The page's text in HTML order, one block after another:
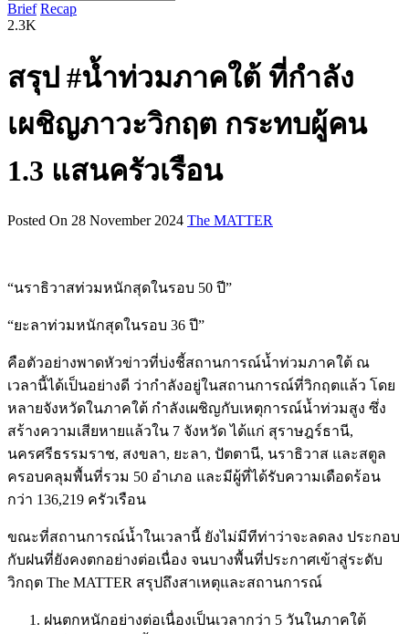
Brief Recap
2.3K
สรุป #น้ำท่วมภาคใต้ ที่กำลัง
เผชิญภาวะวิกฤต กระทบผู้คน
1.3 แสนครัวเรือน
Posted On 28 November 2024 The MATTER
“นราธิวาสท่วมหนักสุดในรอบ 50 ปี”
“ยะลาท่วมหนักสุดในรอบ 36 ปี”
คือตัวอย่างพาดหัวข่าวที่บ่งชี้สถานการณ์น้ำท่วมภาคใต้ ณ
เวลานี้ได้เป็นอย่างดี ว่ากำลังอยู่ในสถานการณ์ที่วิกฤตแล้ว โดย
หลายจังหวัดในภาคใต้ กำลังเผชิญกับเหตุการณ์น้ำท่วมสูง ซึ่ง
สร้างความเสียหายแล้วใน 7 จังหวัด ได้แก่ สุราษฎร์ธานี,
นครศรีธรรมราช, สงขลา, ยะลา, ปัตตานี, นราธิวาส และสตูล
ครอบคลุมพื้นที่รวม 50 อำเภอ และมีผู้ที่ได้รับความเดือดร้อน
กว่า 136,219 ครัวเรือน
ขณะที่สถานการณ์น้ำในเวลานี้ ยังไม่มีทีท่าว่าจะลดลง ประกอบ
กับฝนที่ยังคงตกอย่างต่อเนื่อง จนบางพื้นที่ประกาศเข้าสู่ระดับ
วิกฤต The MATTER สรุปถึงสาเหตุและสถานการณ์
ฝนตกหนักอย่างต่อเนื่องเป็นเวลากว่า 5 วันในภาคใต้